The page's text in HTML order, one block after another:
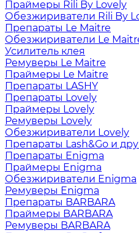
Праймеры Rili By Lovely
Обезжириватели Rili By
Препараты Le Maitre
Обезжириватели Le
Усилитель клея
Ремуверы Le Maitre
Праймеры Le Maitre
Препараты LASHY
Препараты Lovely
Праймеры Lovely
Ремуверы Lovely
Обезжириватели Lovely
Препараты Lash&Go и
Препараты Enigma
Праймеры Enigma
Обезжириватели Enigma
Ремуверы Enigma
Препараты BARBARA
Праймеры BARBARA
Ремуверы BARBARA